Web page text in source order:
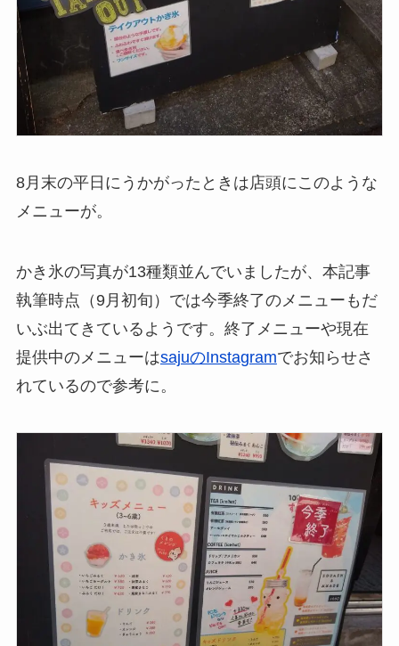
8月末の平日にうかがったときは店頭にこのような
メニューが。
かき氷の写真が13種類並んでいましたが、本記事
執筆時点（9月初旬）では今季終了のメニューもだ
いぶ出てきているようです。終了メニューや現在
提供中のメニューはsajuのInstagramでお知らせさ
れているので参考に。